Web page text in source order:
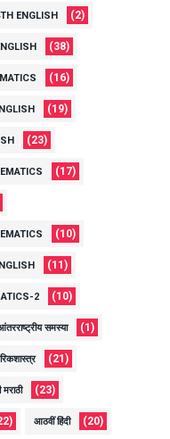
ENGLISH (2)
(38)
(16)
(19)
(23)
(17)
(10)
(11)
2 (10)
समस्या (1)
(21)
(23)
आठवीं हिंदी (20)